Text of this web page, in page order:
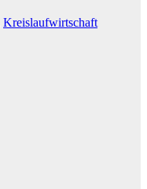
Kreislaufwirtschaft